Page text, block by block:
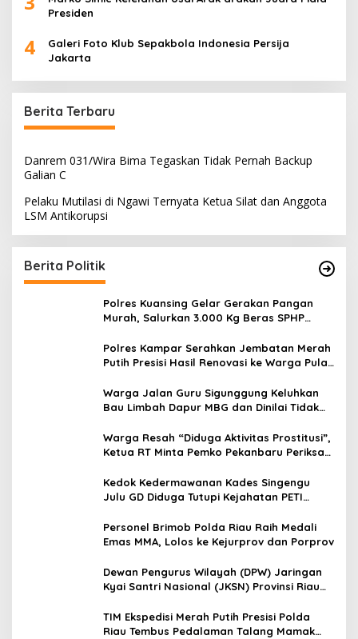
Presiden
4
Galeri Foto Klub Sepakbola Indonesia Persija
Jakarta
Berita Terbaru
Danrem 031/Wira Bima Tegaskan Tidak Pernah Backup
Galian C
Pelaku Mutilasi di Ngawi Ternyata Ketua Silat dan Anggota
LSM Antikorupsi
Berita Politik
Polres Kuansing Gelar Gerakan Pangan
Murah, Salurkan 3.000 Kg Beras SPHP
Polres Kampar Serahkan Jembatan Merah
Putih Presisi Hasil Renovasi ke Warga Pulau
Warga Jalan Guru Sigunggung Keluhkan
Bau Limbah Dapur MBG dan Dinilai Tidak
Warga Resah “Diduga Aktivitas Prostitusi”,
Ketua RT Minta Pemko Pekanbaru Periksa
Jalan Tanjung Datuk
Kedok Kedermawanan Kades Singengu
Julu GD Diduga Tutupi Kejahatan PETI
Personel Brimob Polda Riau Raih Medali
Emas MMA, Lolos ke Kejurprov dan Porprov
Dewan Pengurus Wilayah (DPW) Jaringan
Kyai Santri Nasional (JKSN) Provinsi Riau
audiensi ke Badan Kesatuan Bangsa dan
Politik (Kesbangpol) Provinsi Riau
TIM Ekspedisi Merah Putih Presisi Polda
Riau Tembus Pedalaman Talang Mamak